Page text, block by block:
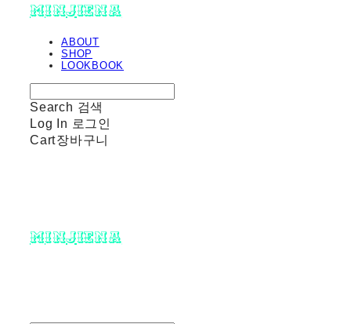
minjiena
ABOUT
SHOP
LOOKBOOK
Search 검색
Log In 로그인
Cart장바구니
minjiena